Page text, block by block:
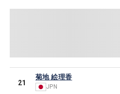
21
菊地 絵理香
JPN